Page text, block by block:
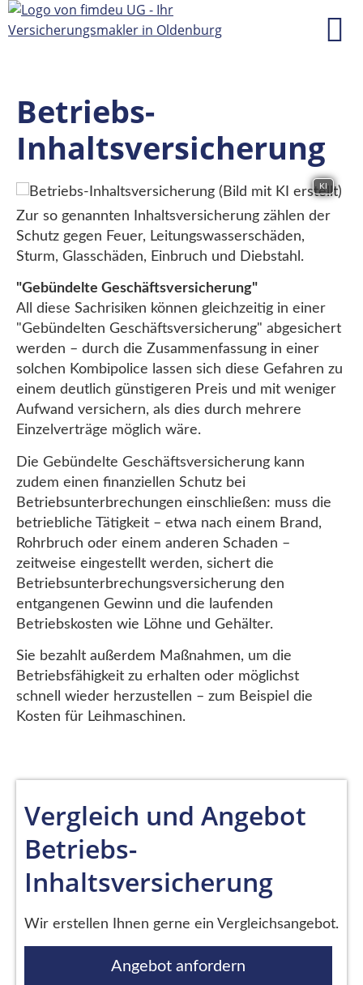
Betriebs-
Inhaltsversicherung
KI
Zur so genannten Inhaltsversicherung zählen der
Schutz gegen Feuer, Leitungswasserschäden,
Sturm, Glasschäden, Einbruch und Diebstahl.
"Gebündelte Geschäftsversicherung"
All diese Sachrisiken können gleichzeitig in einer
"Gebündelten Geschäftsversicherung" abgesichert
werden – durch die Zusammenfassung in einer
solchen Kombipolice lassen sich diese Gefahren zu
einem deutlich günstigeren Preis und mit weniger
Aufwand versichern, als dies durch mehrere
Einzelverträge möglich wäre.
Die Gebündelte Geschäftsversicherung kann
zudem einen finanziellen Schutz bei
Betriebsunterbrechungen einschließen: muss die
betriebliche Tätigkeit – etwa nach einem Brand,
Rohrbruch oder einem anderen Schaden –
zeitweise eingestellt werden, sichert die
Betriebsunterbrechungsversicherung den
entgangenen Gewinn und die laufenden
Betriebskosten wie Löhne und Gehälter.
Sie bezahlt außerdem Maßnahmen, um die
Betriebsfähigkeit zu erhalten oder möglichst
schnell wieder herzustellen – zum Beispiel die
Kosten für Leihmaschinen.
Vergleich und Angebot
Betriebs-
Inhaltsversicherung
Wir erstellen Ihnen gerne ein Vergleichsangebot.
Angebot anfordern